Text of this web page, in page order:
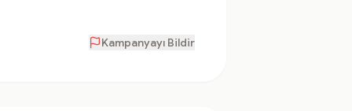
Kampanyayı Bildir